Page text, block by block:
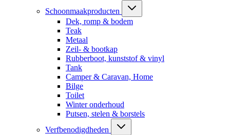
Schoonmaakproducten
Dek, romp & bodem
Teak
Metaal
Zeil- & bootkap
Rubberboot, kunststof & vinyl
Tank
Camper & Caravan, Home
Bilge
Toilet
Winter onderhoud
Putsen, stelen & borstels
Verfbenodigdheden